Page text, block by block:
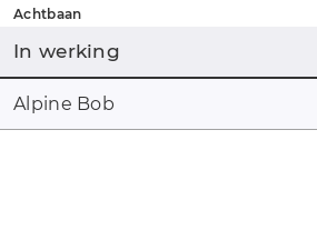
Achtbaan
In werking
Alpine Bob